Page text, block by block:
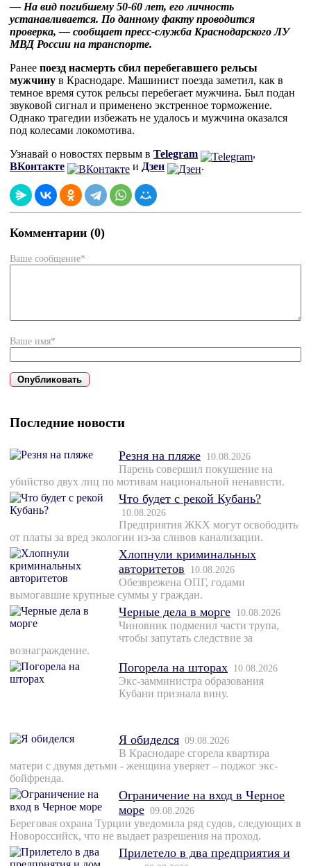
— На вид погибшему 50-60 лет, его личность
устанавливается. По данному факту проводится
проверка, — сообщает пресс-служба Краснодарского ЛУ
МВД России на транспорте.
Ранее поезд насмерть сбил перебегавшего рельсы
мужчину в Краснодаре. Машинист поезда заметил, как в
темное время суток рельсы перебегает мужчина. Был подан
звуковой сигнал и применено экстренное торможение.
Однако трагедии избежать не удалось и мужчина оказался
под колесами локомотива.
Узнавай о новостях первым в Telegram
,
ВКонтакте
и Дзен .
Комментарии (0)
Ваше сообщение*
Ваше имя*
Последние новости
Резня на пляже 10.08.2026
Парень совершил покушение на
убийство двух лиц по мотивам национальной ненависти.
Что будет с рекой Кубань?
10.08.2026
Предприятия ЖКХ могут освободить
от платы за вред экологии из-за сливов канализации.
Хлопнули криминальных
авторитетов
10.08.2026
Обезврежена ОПГ, годами
вымогавшие крупные суммы у граждан.
Черные дела в морге 10.08.2026
Чиновник подменил части трупа,
чтобы запутать следствие за
вознаграждение.
Погорела на шторах 10.08.2026
Экс-замминистра образования
Кубани признала вину.
Я обиделся 09.08.2026
В Краснодаре сгорела квартира
матери с двумя детьми - женщина уверяет – поджог экс-
бойфренда.
Ограничение на вход в Черное
море 09.08.2026
Береговая охрана Турции уведомила ряд судов, следующих в
Новороссийск, что не выдает разрешения на проход.
Прилетело в два предприятия и